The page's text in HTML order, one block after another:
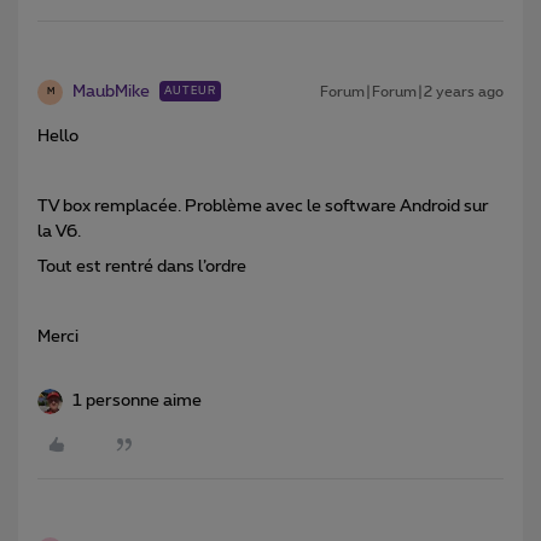
M MaubMike AUTEUR Forum|Forum|2 years ago
Hello
TV box remplacée. Problème avec le software Android sur
la V6.
Tout est rentré dans l’ordre
Merci
1 personne aime